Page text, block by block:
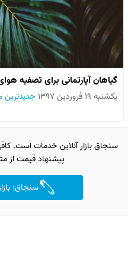
گیاهان آپارتمانی برای تصفیه
یکشنبه ۱۹ فروردین ۱۳۹۷ جدیدترین
سنجاق بازار آنلاین خدمات است.
پیشنهاد قیمت از
سنجاق: